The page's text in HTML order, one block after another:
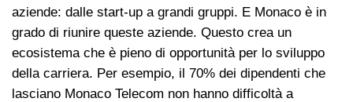
aziende: dalle start-up a grandi gruppi. E Monaco è in
grado di riunire queste aziende. Questo crea un
ecosistema che è pieno di opportunità per lo sviluppo
della carriera. Per esempio, il 70% dei dipendenti che
lasciano Monaco Telecom non hanno difficoltà a